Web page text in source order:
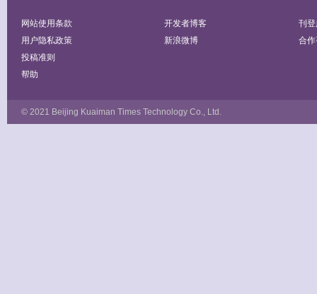
网站使用条款
用户隐私政策
投稿准则
帮助
开发者博客
新浪微博
刊
合
© 2021 Beijing Kuaiman Times Technology Co., Ltd.